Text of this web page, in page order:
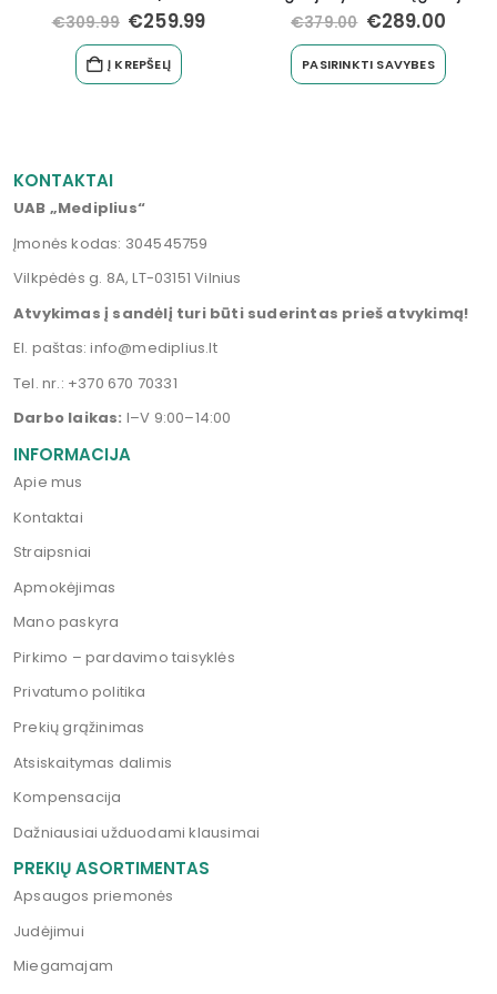
€379.00 €289.00
PASIRINKTI SAVYBES
€460.00 €439.99
Į KREPŠELĮ
KONTAKTAI
UAB „Mediplius“
Įmonės kodas: 304545759
Vilkpėdės g. 8A, LT-03151 Vilnius
Atvykimas į sandėlį turi būti suderintas prieš atvykimą!
El. paštas:info@mediplius.lt
Tel. nr.: +370 670 70331
Darbo laikas: I–V 9:00–14:00
INFORMACIJA
Apie mus
Kontaktai
Straipsniai
Apmokėjimas
Mano paskyra
Pirkimo – pardavimo taisyklės
Privatumo politika
Prekių grąžinimas
Atsiskaitymas dalimis
Kompensacija
Dažniausiai užduodami klausimai
PREKIŲ ASORTIMENTAS
Apsaugos priemonės
Judėjimui
Miegamajam